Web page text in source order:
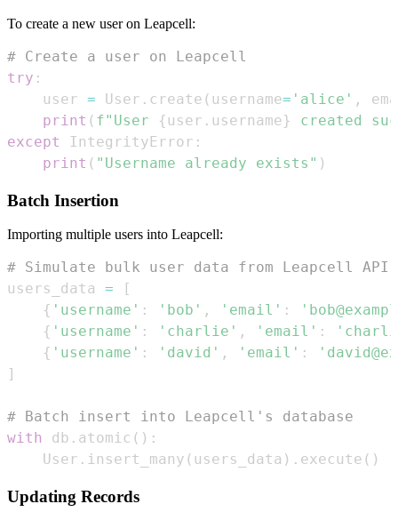
To create a new user on Leapcell:
# Create a user on Leapcell
try :
    user
= User . create ( username= 'alice' ,
print ( f"User {user . username}
created
except
IntegrityError :
print ( "Username already exists" )
Batch Insertion
Importing multiple users into Leapcell:
# Simulate bulk user data from Leapcell API
users_data =
[
{ 'username' : 'bob' , 'email' :
{ 'username' : 'charlie' , 'email' :
{ 'username' : 'david' , 'email' :
]
# Batch insert into Leapcell's database
with
db . atomic ( ) :
    User
. insert_many ( users_data ) . execute ( )
Updating Records